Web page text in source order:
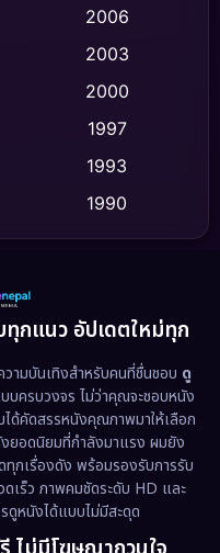
(533)
(10)
(62)
(13)
(5)
(94)
(1,513)
(17)
2006
2003
2000
1997
1993
1990
1986
1974
กแนว อัปเดตใหม่ทุก
ามบันเทิงสำหรับคนที่ชื่นชอบ ดู
บครบวงจร ไม่ว่าคุณจะชอบหนัง
ด้คัดสรรหนังคุณภาพมาให้เลือก
ยอดนิยมที่กำลังมาแรง ผมยัง
กเรื่องดัง พร้อมรองรับการรับ
เร็ว ภาพคมชัดระดับ HD และ
หนังได้แบบไม่มีสะดุด